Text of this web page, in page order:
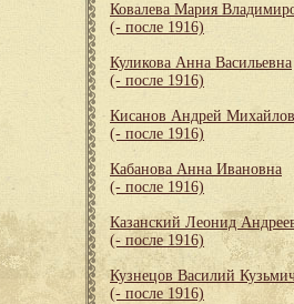
Ковалева Мария
(- после 1916)
Куликова Анна Васильевна
(- после 1916)
Кисанов Андрей
(- после 1916)
Кабанова Анна Ивановна
(- после 1916)
Казанский Леонид
(- после 1916)
Кузнецов Василий
(- после 1916)